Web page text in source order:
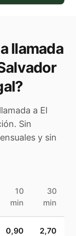
llamada
?
a El
Sin
y sin
10
min
30
min
0,90
2,70